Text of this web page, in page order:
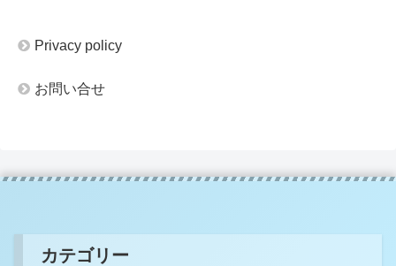
Privacy policy
お問い合せ
カテゴリー